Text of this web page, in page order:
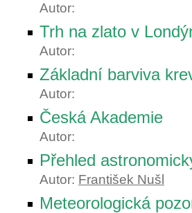
Autor:
Trh na zlato v
Autor:
Základní barviva
Autor:
Česká Akademie
Autor:
Přehled
Autor: František Nušl
Meteorologická